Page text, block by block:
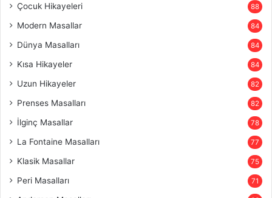
Çocuk Hikayeleri 88
Modern Masallar 84
Dünya Masalları 84
Kısa Hikayeler 84
Uzun Hikayeler 82
Prenses Masalları 82
İlginç Masallar 78
La Fontaine Masalları 77
Klasik Masallar 75
Peri Masalları 71